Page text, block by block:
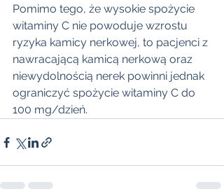
Pomimo tego, że wysokie spożycie
witaminy C nie powoduje wzrostu
ryzyka kamicy nerkowej, to pacjenci z
nawracającą kamicą nerkową oraz
niewydolnością nerek powinni jednak
ograniczyć spożycie witaminy C do
100 mg/dzień.